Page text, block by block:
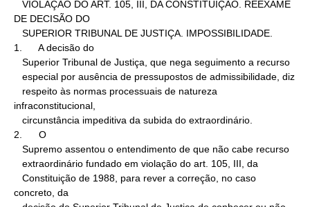
DE DECISÃO DO
1.      A decisão do
infraconstitucional,
2.      O
concreto, da